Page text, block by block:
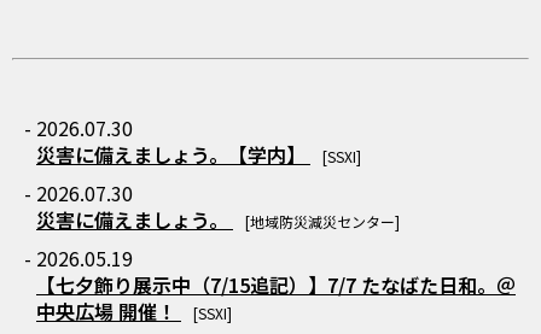
- 2026.07.30
災害に備えましょう。【学内】
[SSXI]
- 2026.07.30
災害に備えましょう。
[地域防災減災センター]
- 2026.05.19
【七夕飾り展示中（7/15追記）】7/7 たなばた日和。＠
中央広場 開催！
[SSXI]